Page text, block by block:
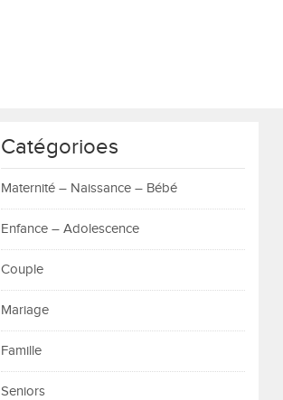
Catégorioes
Maternité – Naissance – Bébé
Enfance – Adolescence
Couple
Mariage
Famille
Seniors